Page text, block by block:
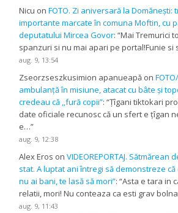
Nicu onFOTO. Zi aniversară la Domănești:
importante marcate în comuna Moftin, cu
deputatului Mircea Govor: “Mai Tremurici
spanzuri si nu mai apari pe portal!Funie
aug. 9, 13:54
Zseorzseszkusimion apanueapă on
ambulanță în misiune, atacat cu bâte și
credeau că ,,fură copii”: “Țîgani tiktokari
date oficiale recunosc că un sfert e țîgan
e…”
aug. 9, 12:38
Alex Eros onVIDEOREPORTAJ. Sătmărean
stat. A luptat ani întregi să demonstreze că
nu ai bani, te lasă să mori”: “Asta e tara in
relatii, mori! Nu conteaza ca esti grav
aug. 9, 11:43